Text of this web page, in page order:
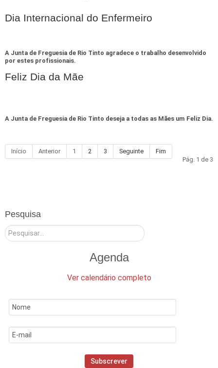
Pesquisa
Pesquisar
Agenda
Ver calendário completo
Dia Internacional do Enfermeiro
A Junta de Freguesia de Rio Tinto agradece o trabalho desenvolvido
por estes profissionais.
Feliz Dia da Mãe
A Junta de Freguesia de Rio Tinto deseja a todas as Mães um Feliz Dia.
Pág. 1 de 3
Início Anterior 1 2 3 Seguinte Fim